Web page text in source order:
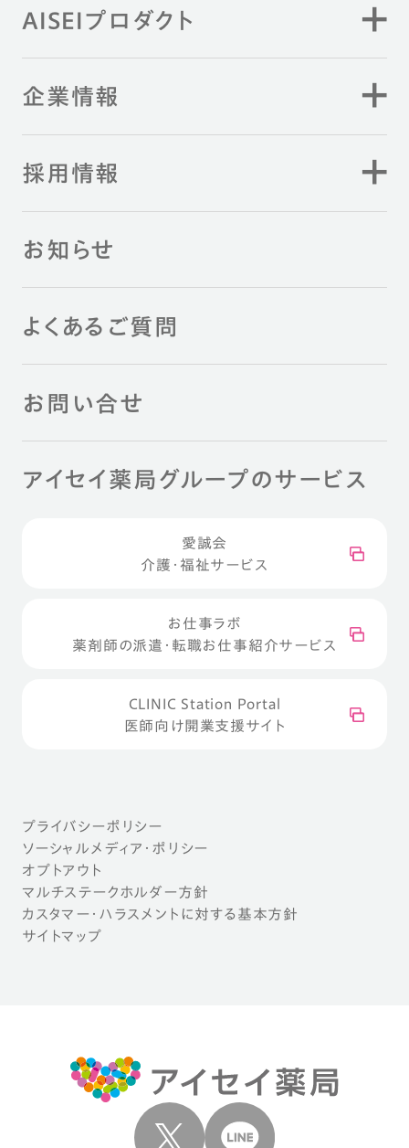
AISEIプロダクト
企業情報
採用情報
お知らせ
よくあるご質問
お問い合せ
アイセイ薬局グループのサービス
愛誠会
介護・福祉サービス
お仕事ラボ
薬剤師の派遣・転職お仕事紹介サービス
CLINIC Station Portal
医師向け開業支援サイト
プライバシーポリシー
ソーシャルメディア・ポリシー
オプトアウト
マルチステークホルダー方針
カスタマー・ハラスメントに対する基本方針
サイトマップ